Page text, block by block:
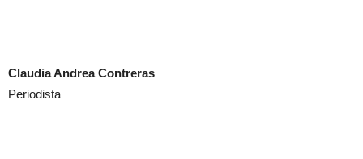
Claudia Andrea Contreras
Periodista